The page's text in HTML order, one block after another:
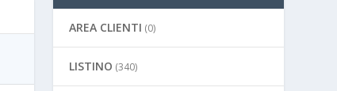
AREA CLIENTI (0)
LISTINO (340)